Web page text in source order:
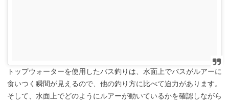
トップウォーターを使用したバス釣りは、水面上でバスがルアーに
食いつく瞬間が見えるので、他の釣り方に比べて迫力があります。
そして、水面上でどのようにルアーが動いているかを確認しながら